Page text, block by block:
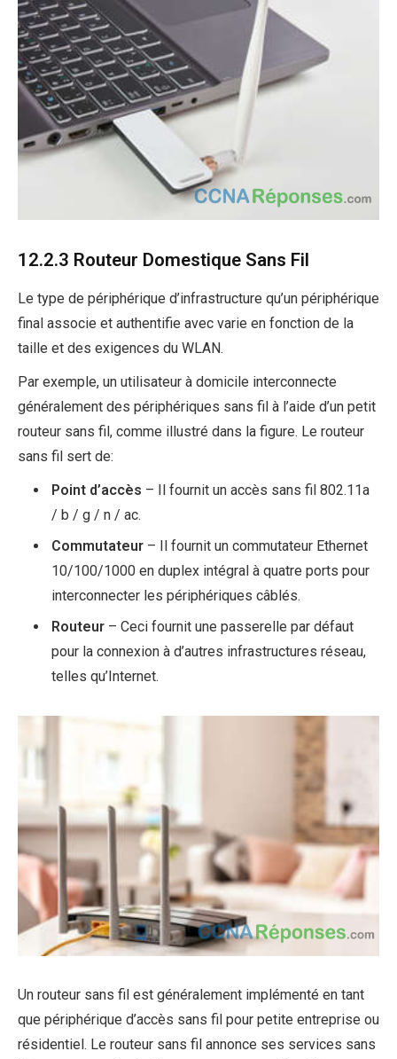
12.2.3 Routeur Domestique Sans Fil
Le type de périphérique d’infrastructure qu’un périphérique
final associe et authentifie avec varie en fonction de la
taille et des exigences du WLAN.
Par exemple, un utilisateur à domicile interconnecte
généralement des périphériques sans fil à l’aide d’un petit
routeur sans fil, comme illustré dans la figure. Le routeur
sans fil sert de:
Point d’accès – Il fournit un accès sans fil 802.11a
/ b / g / n / ac.
Commutateur – Il fournit un commutateur Ethernet
10/100/1000 en duplex intégral à quatre ports pour
interconnecter les périphériques câblés.
Routeur – Ceci fournit une passerelle par défaut
pour la connexion à d’autres infrastructures réseau,
telles qu’Internet.
Un routeur sans fil est généralement implémenté en tant
que périphérique d’accès sans fil pour petite entreprise ou
résidentiel. Le routeur sans fil annonce ses services sans